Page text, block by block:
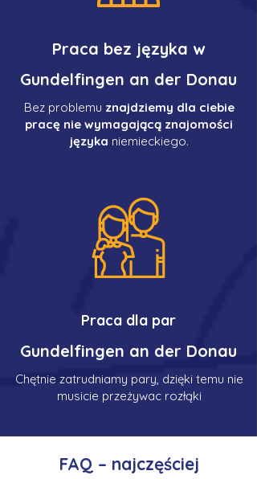
Praca bez języka w
Gundelfingen an der Donau
Bez problemu znajdziemy dla ciebie
pracę nie wymagającą znajomości
języka niemieckiego.
Praca dla par
Gundelfingen an der Donau
Chętnie zatrudniamy pary, dzięki temu nie
musicie przeżywac rozłąki
FAQ – najczęściej